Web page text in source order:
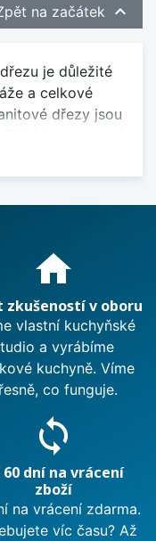
na začátek 
je důležité
a celkové
dřezy jsou
údržbu
home
zkušeností v oboru
vlastní kuchyňské
a vyrábíme
kuchyně. Víme
co funguje.
sync
60 dní na vrácení
zboží
na vrácení zdarma.
víc času? Až